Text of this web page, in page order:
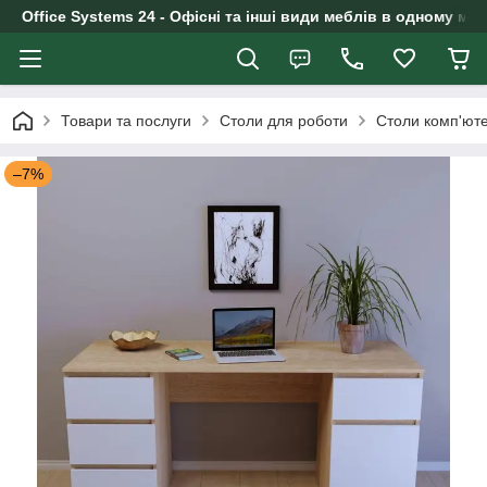
Office Systems 24 - Офісні та інші види меблів в одному
Товари та послуги Столи для роботи Столи
–7%